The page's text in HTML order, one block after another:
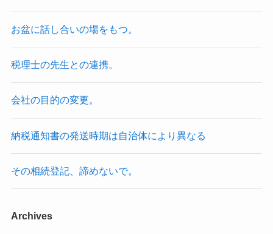
お盆に話し合いの場をもつ。
税理士の先生との連携。
会社の目的の変更。
納税通知書の発送時期は自治体により異なる
その相続登記、諦めないで。
Archives